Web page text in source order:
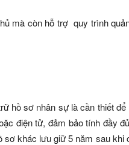
mà còn hỗ trợ quy trình
hồ sơ nhân sự là cần thiết để
điện tử, đảm bảo tính đầy
khác lưu giữ 5 năm sau khi